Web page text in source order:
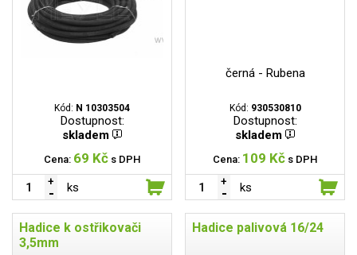
Kód: N 10303504
Dostupnost:
skladem
Cena: 69 Kč s DPH
ks
černá - Rubena
Kód: 930530810
Dostupnost:
skladem
Cena: 109 Kč s DPH
ks
Hadice k ostřikovači
3,5mm
Hadice palivová 16/24